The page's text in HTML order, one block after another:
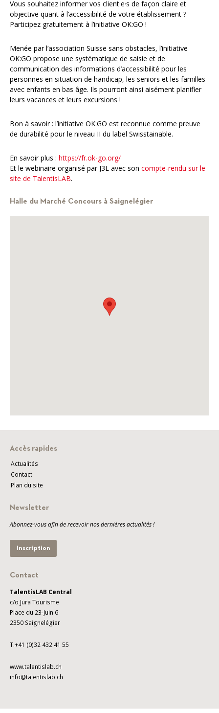
Vous souhaitez informer vos client·e·s de façon claire et
objective quant à l’accessibilité de votre établissement ?
Participez gratuitement à l’initiative OK:GO !
Menée par l’association Suisse sans obstacles, l’initiative
OK:GO propose une systématique de saisie et de
communication des informations d’accessibilité pour les
personnes en situation de handicap, les seniors et les familles
avec enfants en bas âge. Ils pourront ainsi aisément planifier
leurs vacances et leurs excursions !
Bon à savoir : l’initiative OK:GO est reconnue comme preuve
de durabilité pour le niveau II du label Swisstainable.
En savoir plus : https://fr.ok-go.org/
Et le webinaire organisé par J3L avec son compte-rendu sur le
site de TalentisLAB.
Halle du Marché Concours à Saignelégier
Accès rapides
Actualités
Contact
Plan du site
Newsletter
Abonnez-vous afin de recevoir nos dernières actualités !
Inscription
Contact
TalentisLAB Central
c/o Jura Tourisme
Place du 23-Juin 6
2350 Saignelégier
T.+41 (0)32 432 41 55
www.talentislab.ch
info@talentislab.ch